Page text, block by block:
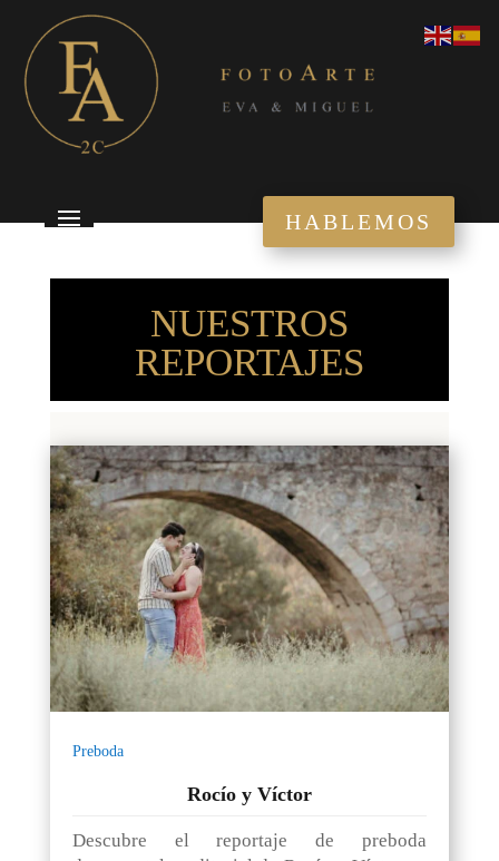
HABLEMOS
NUESTROS
REPORTAJES
Preboda
Rocío y Víctor
Descubre el reportaje de preboda